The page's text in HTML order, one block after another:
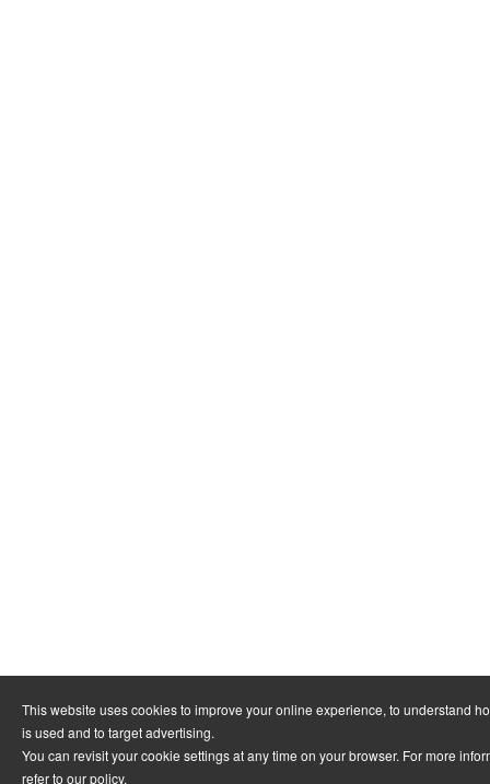
This website uses cookies to improve your online experience, to understand
is used and to target advertising.
You can revisit your cookie settings at any time on your browser. For more
refer to our policy.